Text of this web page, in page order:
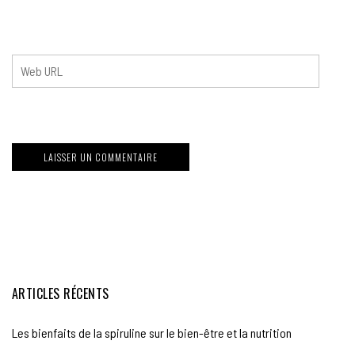
ARTICLES RÉCENTS
Les bienfaits de la spiruline sur le bien-être et la nutrition